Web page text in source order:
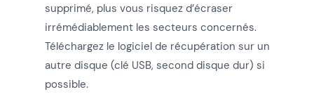
supprimé, plus vous risquez d’écraser
irrémédiablement les secteurs concernés.
Téléchargez le logiciel de récupération sur un
autre disque (clé USB, second disque dur) si
possible.